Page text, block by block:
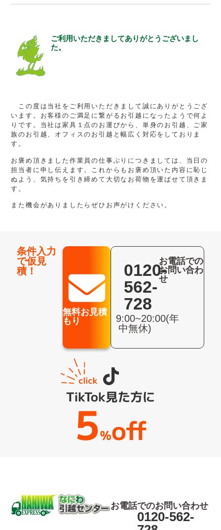
ご利用いただきましてありがとうございまし
た。
この度は当社をご利用いただきまして誠にありがとうござ
います。お客様のご満足に繋がるお引越になったようで何よ
りです。当社は家具１点のお運びから、単身のお引越、ご家
族のお引越、オフィスのお引越と幅広く対応をしておりま
す。
お褒め頂きました作業員の仕事ぶりにつきましては、当日の
担当者に申し伝えます。これからもお褒め頂いた内容に恥じ
ぬよう、気持ちを引き締めて大切なお荷物を運ばせて頂きま
す。
また機会がありましたらぜひお声がけください。
条件入力
で仮見
積！
無料お見積
もり
0120-
562-
728
9:00~20:00(年
中無休)
お電話での
お問い合わ
せ
お電話でのお問い合わせ
0120-562-